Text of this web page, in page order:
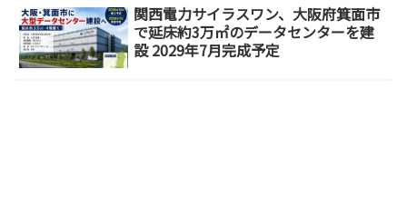
関西電力サイラスワン、大阪府箕面市
で延床約3万㎡のデータセンターを建
設 2029年7月完成予定